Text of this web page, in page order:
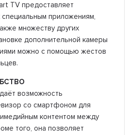
TV предоставляет
приложениям,
множеству других
дополнительной камеры
можно с помощью жестов
возможность
со смартфоном для
контентом между
того, она позволяет